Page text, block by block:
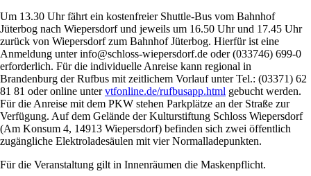
Um 13.30 Uhr fährt ein kostenfreier Shuttle-Bus vom Bahnhof
Jüterbog nach Wiepersdorf und jeweils um 16.50 Uhr und 17.45 Uhr
zurück von Wiepersdorf zum Bahnhof Jüterbog. Hierfür ist eine
Anmeldung unter info@schloss-wiepersdorf.de oder (033746) 699-0
erforderlich. Für die individuelle Anreise kann regional in
Brandenburg der Rufbus mit zeitlichem Vorlauf unter Tel.: (03371) 62
81 81 oder online untervtfonline.de/rufbusapp.html gebucht werden.
Für die Anreise mit dem PKW stehen Parkplätze an der Straße zur
Verfügung. Auf dem Gelände der Kulturstiftung Schloss Wiepersdorf
(Am Konsum 4, 14913 Wiepersdorf) befinden sich zwei öffentlich
zugängliche Elektroladesäulen mit vier Normalladepunkten.
Für die Veranstaltung gilt in Innenräumen die Maskenpflicht.